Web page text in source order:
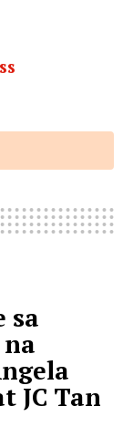
sa
JC Tan